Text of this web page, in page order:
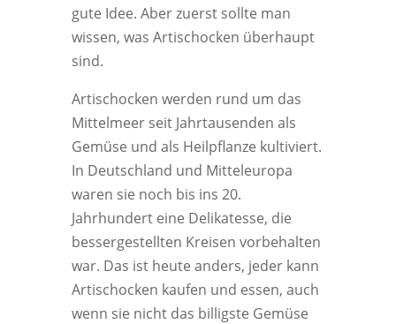
gute Idee. Aber zuerst sollte man
wissen, was Artischocken überhaupt
sind.
Artischocken werden rund um das
Mittelmeer seit Jahrtausenden als
Gemüse und als Heilpflanze kultiviert.
In Deutschland und Mitteleuropa
waren sie noch bis ins 20.
Jahrhundert eine Delikatesse, die
bessergestellten Kreisen vorbehalten
war. Das ist heute anders, jeder kann
Artischocken kaufen und essen, auch
wenn sie nicht das billigste Gemüse